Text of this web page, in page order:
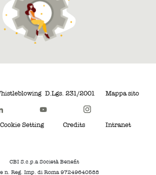
D.Lgs. 231/2001 Mappa sito
Cookie Setting Credits Intranet
CBI S.c.p.a Società Benefit
e n. Reg. Imp. di Roma 97249640588